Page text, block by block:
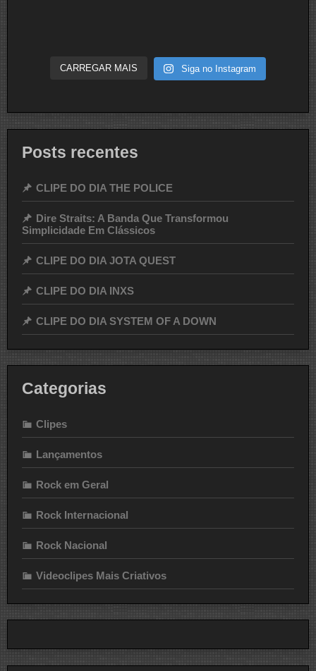
CARREGAR MAIS Siga no Instagram
Posts recentes
CLIPE DO DIA THE POLICE
Dire Straits: A Banda Que Transformou
Simplicidade Em Clássicos
CLIPE DO DIA JOTA QUEST
CLIPE DO DIA INXS
CLIPE DO DIA SYSTEM OF A DOWN
Categorias
Clipes
Lançamentos
Rock em Geral
Rock Internacional
Rock Nacional
Videoclipes Mais Criativos